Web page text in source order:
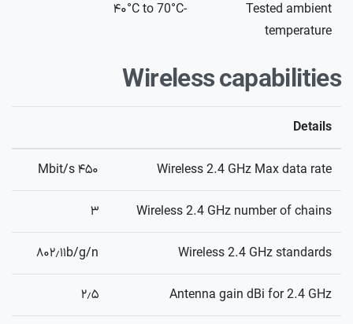
Tested ambient
temperature
-۴۰°C to 70°C
Wireless capabilities
Details
Wireless 2.4 GHz Max data rate ۴۵۰ Mbit/s
Wireless 2.4 GHz number of chains ۳
Wireless 2.4 GHz standards ۸۰۲٫۱۱b/g/n
Antenna gain dBi for 2.4 GHz ۲٫۵